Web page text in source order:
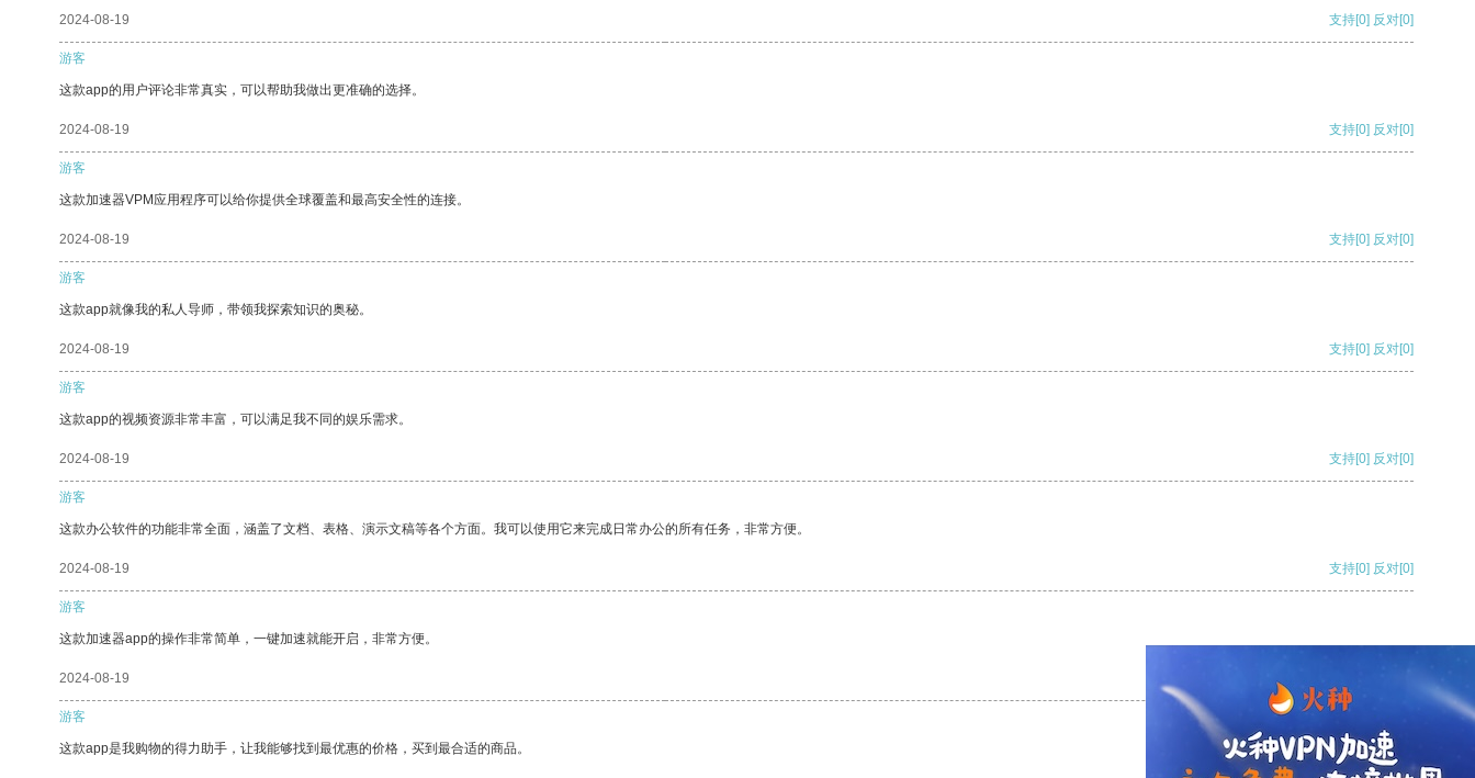
2024-08-19 支持[0] 反对[0]
游客
这款app的用户评论非常真实，可以帮助我做出更准确的选择。
2024-08-19 支持[0] 反对[0]
游客
这款加速器VPM应用程序可以给你提供全球覆盖和最高安全性的连接。
2024-08-19 支持[0] 反对[0]
游客
这款app就像我的私人导师，带领我探索知识的奥秘。
2024-08-19 支持[0] 反对[0]
游客
这款app的视频资源非常丰富，可以满足我不同的娱乐需求。
2024-08-19 支持[0] 反对[0]
游客
这款办公软件的功能非常全面，涵盖了文档、表格、演示文稿等各个方面。我可以使用它来完成日常办公的所有任务，非常方便。
2024-08-19 支持[0] 反对[0]
游客
这款加速器app的操作非常简单，一键加速就能开启，非常方便。
2024-08-19
游客
这款app是我购物的得力助手，让我能够找到最优惠的价格，买到最合适的商品。